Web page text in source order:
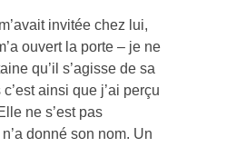
invitée chez lui,
ouvert la porte – je ne
qu’il s’agisse de sa
ainsi que j’ai perçu
ne s’est pas
donné son nom. Un